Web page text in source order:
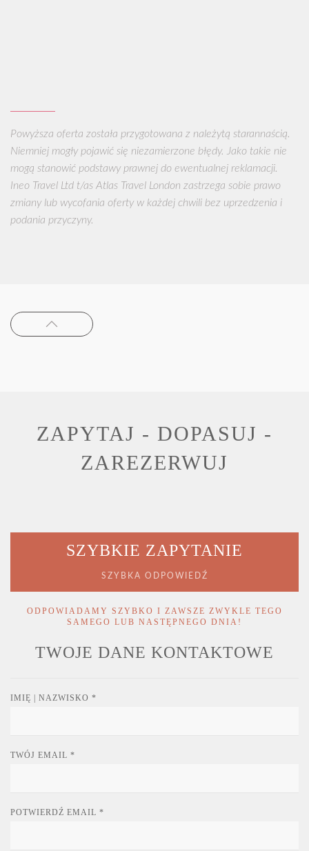
Powyższa oferta została przygotowana z należytą starannaścią.
Niemniej mogły pojawić się niezamierzone błędy. Jako takie nie
mogą stanowić podstawy prawnej do ewentualnej reklamacji.
Ineo Travel Ltd t/as Atlas Travel London zastrzega sobie prawo
zmiany lub wycofania oferty w każdej chwili bez uprzedzenia i
podania przyczyny.
ZAPYTAJ - DOPASUJ -
ZAREZERWUJ
SZYBKIE ZAPYTANIE
SZYBKA ODPOWIEDŹ
ODPOWIADAMY SZYBKO I ZAWSZE ZWYKLE TEGO
SAMEGO LUB NASTĘPNEGO DNIA!
TWOJE DANE KONTAKTOWE
IMIĘ | NAZWISKO *
TWÓJ EMAIL *
POTWIERDŹ EMAIL *